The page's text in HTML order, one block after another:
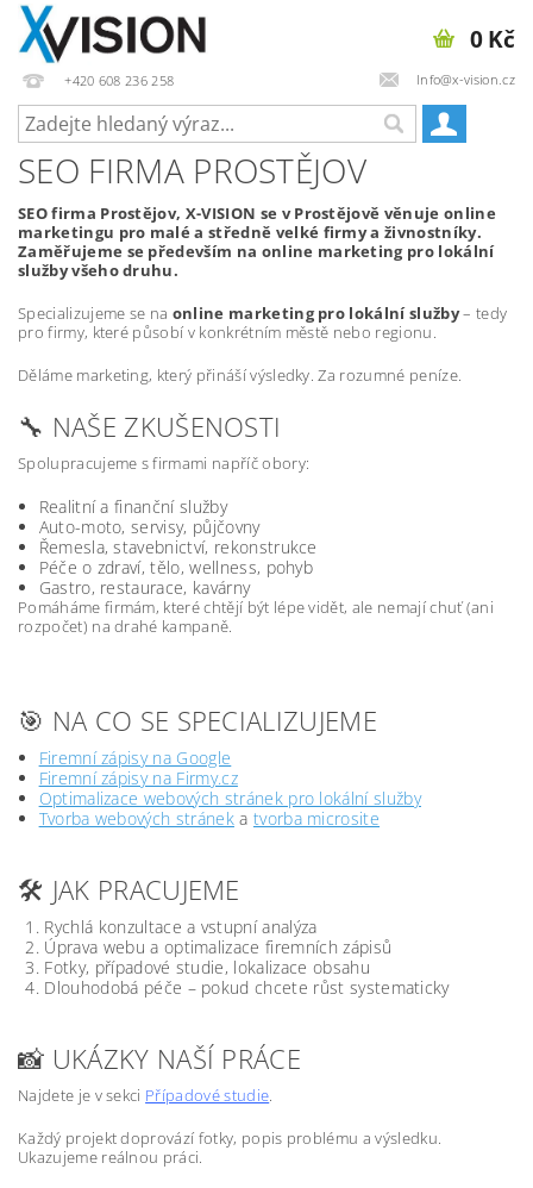
+420 608 236 258 Info@x-vision.cz
0 Kč
SEO FIRMA PROSTĚJOV
SEO firma Prostějov, X-VISION se v Prostějově věnuje online
marketingu pro malé a středně velké firmy a živnostníky.
Zaměřujeme se především na online marketing pro lokální
služby všeho druhu.
Specializujeme se na online marketing pro lokální služby– tedy
pro firmy, které působí v konkrétním městě nebo regionu.
Děláme marketing, který přináší výsledky. Za rozumné peníze.
🔧 NAŠE ZKUŠENOSTI
Spolupracujeme s firmami napříč obory:
Realitní a finanční služby
Auto-moto, servisy, půjčovny
Řemesla, stavebnictví, rekonstrukce
Péče o zdraví, tělo, wellness, pohyb
Gastro, restaurace, kavárny
Pomáháme firmám, které chtějí být lépe vidět, ale nemají chuť (ani
rozpočet) na drahé kampaně.
🎯 NA CO SE SPECIALIZUJEME
Firemní zápisy na Google
Firemní zápisy na Firmy.cz
Optimalizace webových stránek pro lokální služby
Tvorba webových stráneka tvorba microsite
🛠️ JAK PRACUJEME
Rychlá konzultace a vstupní analýza
Úprava webu a optimalizace firemních zápisů
Fotky, případové studie, lokalizace obsahu
Dlouhodobá péče – pokud chcete růst systematicky
📸 UKÁZKY NAŠÍ PRÁCE
Najdete je v sekci Případové studie.
Každý projekt doprovází fotky, popis problému a výsledku.
Ukazujeme reálnou práci.